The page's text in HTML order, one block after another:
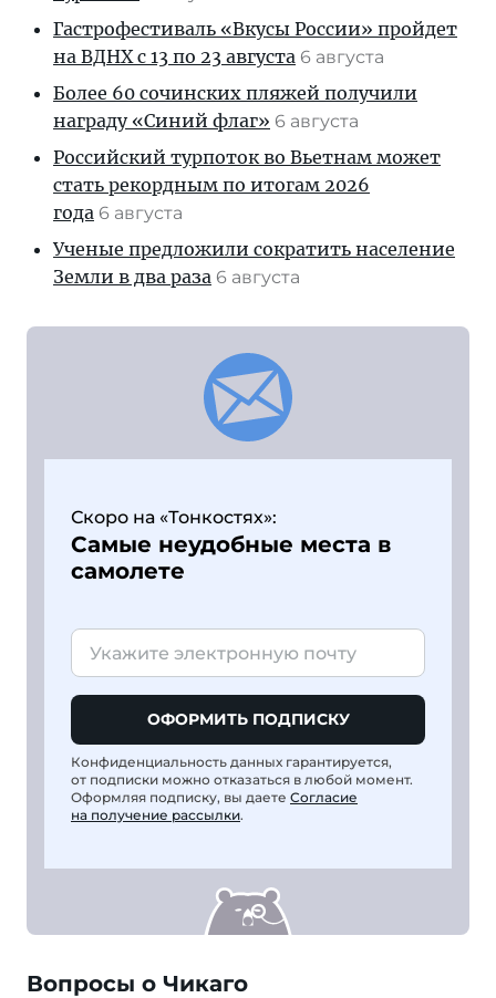
Гастрофестиваль «Вкусы России» пройдет
на ВДНХ с 13 по 23 августа 6 августа
Более 60 сочинских пляжей получили
награду «Синий флаг» 6 августа
Российский турпоток во Вьетнам может
стать рекордным по итогам 2026
года 6 августа
Ученые предложили сократить население
Земли в два раза 6 августа
Скоро на «Тонкостях»:
Самые неудобные места в
самолете
ОФОРМИТЬ ПОДПИСКУ
Конфиденциальность данных гарантируется,
от подписки можно отказаться в любой момент.
Оформляя подписку, вы даете Согласие
на получение рассылки.
Вопросы о Чикаго